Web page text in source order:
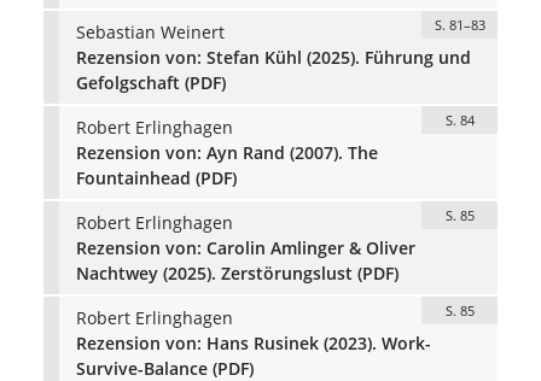
Sebastian Weinert
S. 81–83
Rezension von: Stefan Kühl (2025). Führung und
Gefolgschaft (PDF)
Robert Erlinghagen
S. 84
Rezension von: Ayn Rand (2007). The
Fountainhead (PDF)
Robert Erlinghagen
S. 85
Rezension von: Carolin Amlinger & Oliver
Nachtwey (2025). Zerstörungslust (PDF)
Robert Erlinghagen
S. 85
Rezension von: Hans Rusinek (2023). Work-
Survive-Balance (PDF)